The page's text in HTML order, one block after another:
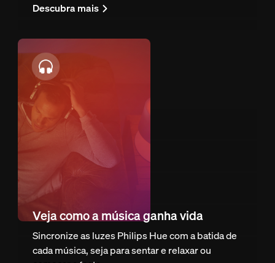
Descubra mais
Veja como a música ganha vida
Sincronize as luzes Philips Hue com a batida de
cada música, seja para sentar e relaxar ou